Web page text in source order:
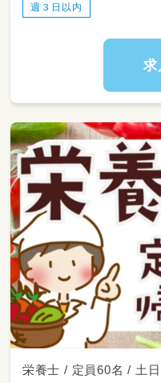
週３日以内
求
栄養士 / 定員60名 / 土